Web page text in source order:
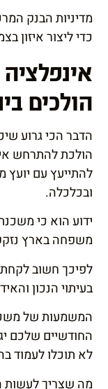
כדי ליצור איזון
הולכים
הדבר הכי גרוע
הולכת להתרחש
להתייעץ עם
ובכלכלה.
ידוע הוא כי
משפחה בארץ
לפיכך חשוב
בעיתוי הנכון
המשמעות של
החודשיים שלכם
לא תוכלו לעמוד
מה שצריך לעשות